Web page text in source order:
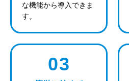
な機能から導入できま
す。
03